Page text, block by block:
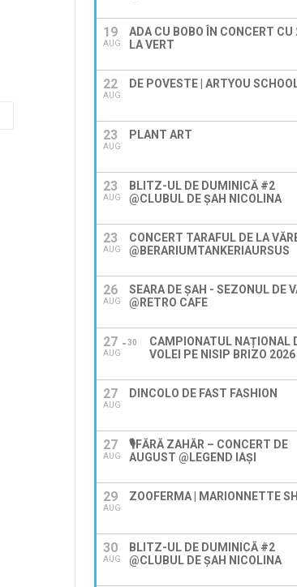
19
AUG
ADA CU BOBO ÎN CONCERT CU
LA VERT
22
AUG
DE POVESTE | ARTYOU
23
AUG
PLANT ART
23
AUG
BLITZ-UL DE DUMINICĂ #2
@CLUBUL DE ȘAH NICOLINA
23
AUG
CONCERT TARAFUL DE LA
@BERARIUMTANKERIAURSUS
26
AUG
SEARA DE ȘAH - SEZONUL DE
@RETRO CAFE
27
AUG
30
CAMPIONATUL NAȚIONAL
VOLEI PE NISIP BRIZO 2026
27
AUG
DINCOLO DE FAST FASHION
27
AUG
🎙️FĂRĂ ZAHĂR – CONCERT DE
AUGUST @LEGEND IAŞI
29
AUG
ZOOFERMA | MARIONNETTE
30
AUG
BLITZ-UL DE DUMINICĂ #2
@CLUBUL DE ȘAH NICOLINA